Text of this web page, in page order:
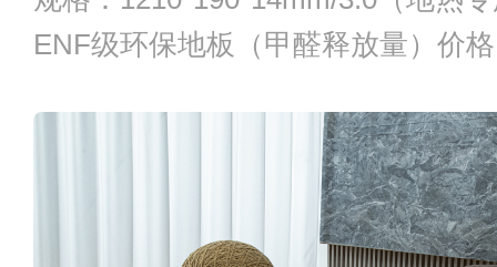
ENF级环保地板（甲醛释放量）价